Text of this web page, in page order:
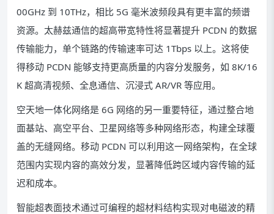
00GHz 到 10THz，相比 5G 毫米波频段具有更丰富的频谱
资源。太赫兹通信的超高带宽特性将显著提升 PCDN 的数据
传输能力，单个链路的传输速率可达 1Tbps 以上。这将使
得移动 PCDN 能够支持更高质量的内容分发服务，如 8K/16
K 超高清视频、全息通信、沉浸式 AR/VR 等应用。
空天地一体化网络是 6G 网络的另一重要特征，通过整合地
面基站、高空平台、卫星网络等多种网络形态，构建全球覆
盖的无缝网络。移动 PCDN 可以利用这一网络架构，在全球
范围内实现内容的高效分发，显著降低跨区域内容传输的延
迟和成本。
智能超表面技术通过可编程的超材料结构实现对电磁波的精